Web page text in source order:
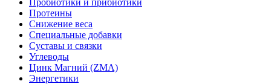
Пробиотики и прибиотики
Протеины
Снижение веса
Специальные добавки
Суставы и связки
Углеводы
Цинк Магний (ZMA)
Энергетики